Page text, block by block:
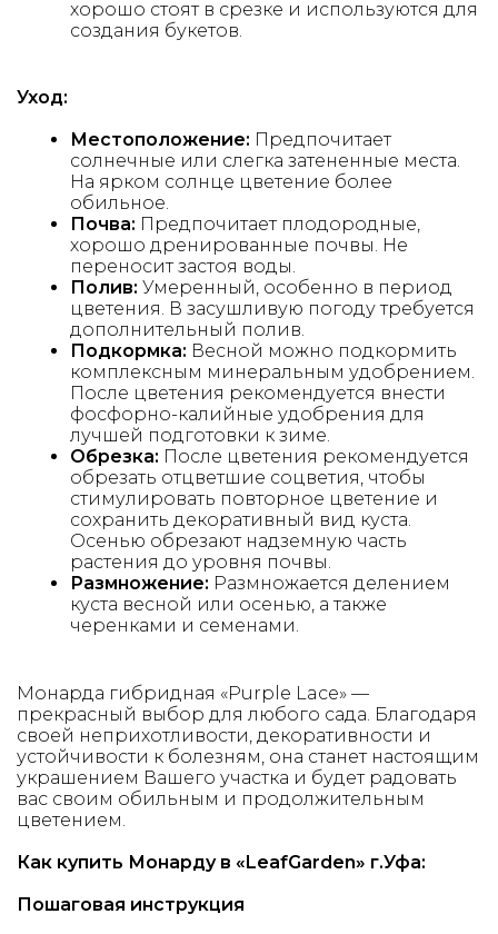
хорошо стоят в срезке и используются для
создания букетов.
Уход:
Местоположение: Предпочитает
солнечные или слегка затененные места.
На ярком солнце цветение более
обильное.
Почва: Предпочитает плодородные,
хорошо дренированные почвы. Не
переносит застоя воды.
Полив: Умеренный, особенно в период
цветения. В засушливую погоду требуется
дополнительный полив.
Подкормка: Весной можно подкормить
комплексным минеральным удобрением.
После цветения рекомендуется внести
фосфорно-калийные удобрения для
лучшей подготовки к зиме.
Обрезка: После цветения рекомендуется
обрезать отцветшие соцветия, чтобы
стимулировать повторное цветение и
сохранить декоративный вид куста.
Осенью обрезают надземную часть
растения до уровня почвы.
Размножение: Размножается делением
куста весной или осенью, а также
черенками и семенами.
Монарда гибридная «Purple Lace» —
прекрасный выбор для любого сада. Благодаря
своей неприхотливости, декоративности и
устойчивости к болезням, она станет настоящим
украшением Вашего участка и будет радовать
вас своим обильным и продолжительным
цветением.
Как купить Монарду в «LeafGarden» г.Уфа:
Пошаговая инструкция